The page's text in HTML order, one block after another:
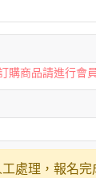
購商品請進行會
處理，報名